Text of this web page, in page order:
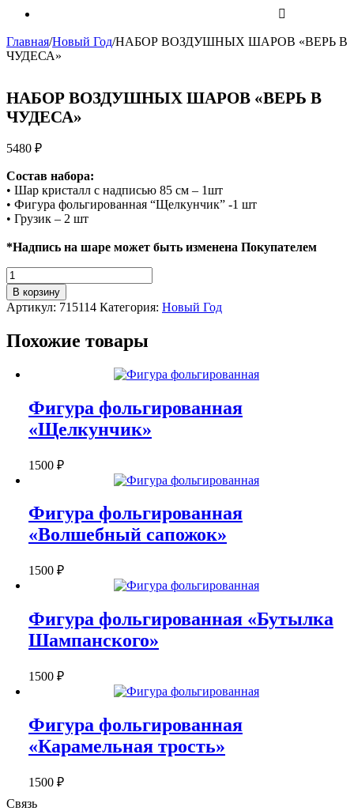
Главная/Новый Год/НАБОР ВОЗДУШНЫХ ШАРОВ «ВЕРЬ В
ЧУДЕСА»
НАБОР ВОЗДУШНЫХ ШАРОВ «ВЕРЬ В
ЧУДЕСА»
5480 ₽
Состав набора:
• Шар кристалл с надписью 85 см – 1шт
• Фигура фольгированная “Щелкунчик” -1 шт
• Грузик – 2 шт
*Надпись на шаре может быть изменена Покупателем
Количество
НАБОР
ВОЗДУШНЫХ
ШАРОВ
В
В корзину
Артикул: 715114 Категория: Новый Год
Похожие товары
Фигура фольгированная
«Щелкунчик»
1500 ₽
Фигура фольгированная
«Волшебный сапожок»
1500 ₽
Фигура фольгированная «Бутылка
Шампанского»
1500 ₽
Фигура фольгированная
«Карамельная трость»
1500 ₽
Связь